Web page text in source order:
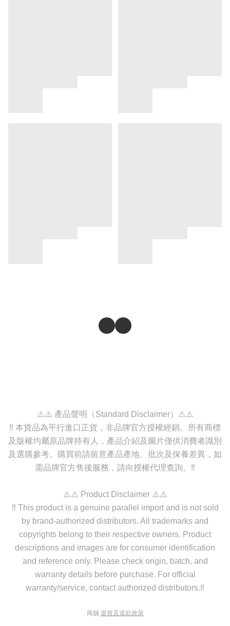
⚠️⚠️ 產品聲明（Standard Disclaimer）⚠️⚠️
‼️ 本貨品為平行進口正貨，非品牌官方授權經銷。所有商標
及版權均屬原品牌持有人，產品介紹及圖片僅供消費者識別
及選購參考。購買前請留意產品產地、批次及保養差異，如
需品牌官方售後服務，請向授權代理查詢。‼️
⚠️⚠️ Product Disclaimer ⚠️⚠️
‼️ This product is a genuine parallel import and is not sold
by brand-authorized distributors. All trademarks and
copyrights belong to their respective owners. Product
descriptions and images are for consumer identification
and reference only. Please check origin, batch, and
warranty details before purchase. For official
warranty/service, contact authorized distributors.‼️
商舖 退貨及退款政策